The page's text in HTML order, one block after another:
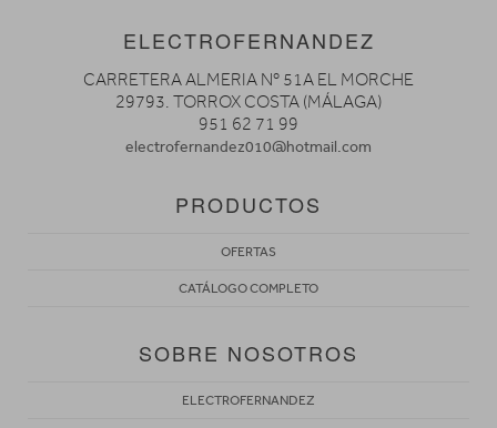
ELECTROFERNANDEZ
CARRETERA ALMERIA Nº 51A EL MORCHE
29793. TORROX COSTA (MÁLAGA)
951 62 71 99
electrofernandez010@hotmail.com
PRODUCTOS
OFERTAS
CATÁLOGO COMPLETO
SOBRE NOSOTROS
ELECTROFERNANDEZ